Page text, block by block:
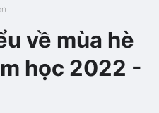
về mùa hè
học 2022 -